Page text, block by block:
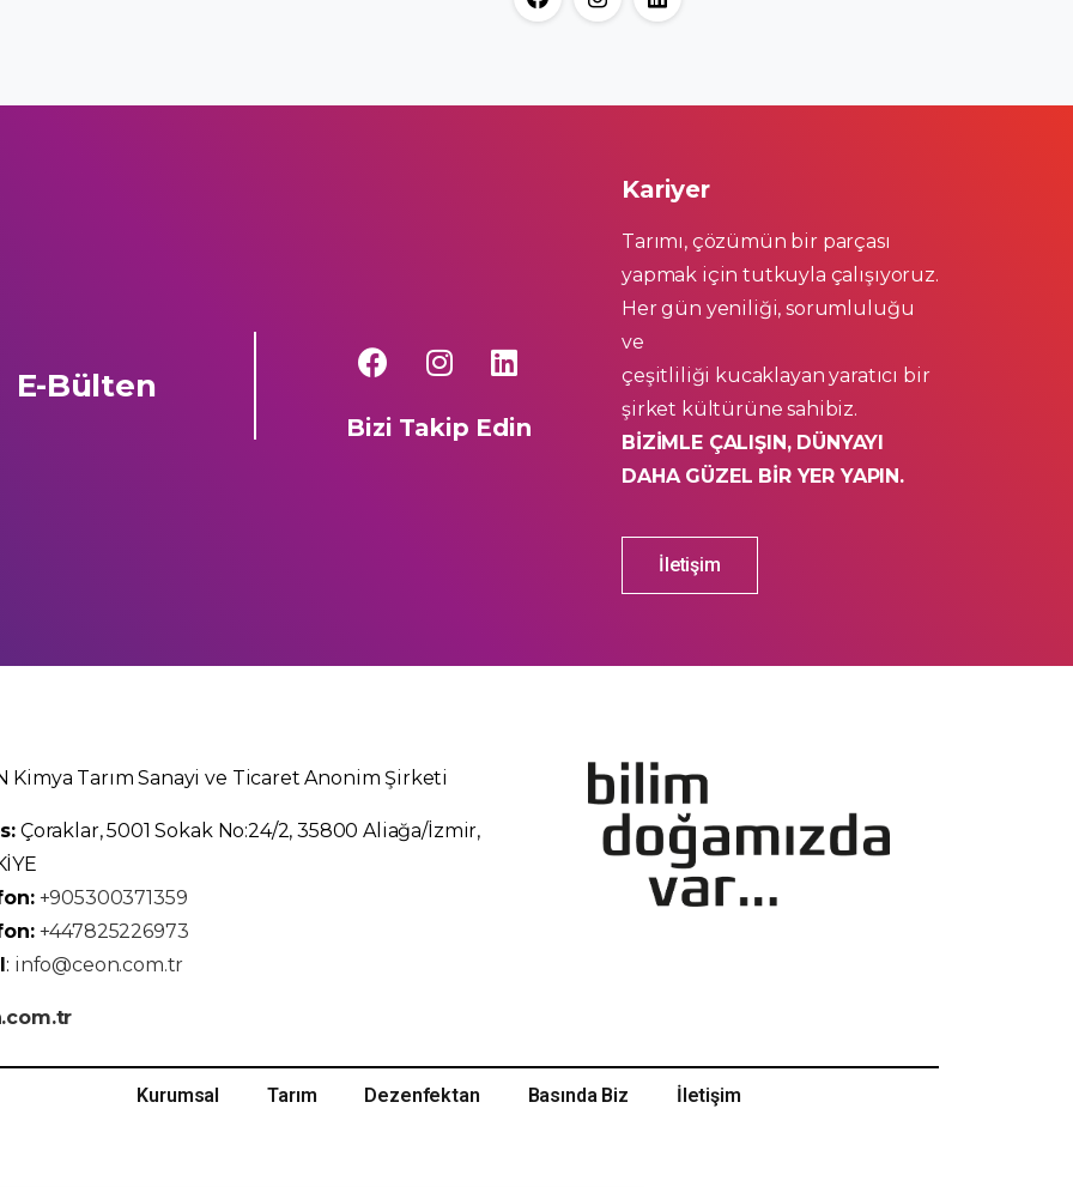
E-Bülten
Bizi Takip Edin
Kariyer
Tarımı, çözümün bir parçası
yapmak için tutkuyla çalışıyoruz.
Her gün yeniliği, sorumluluğu
ve
çeşitliliği kucaklayan yaratıcı bir
şirket kültürüne sahibiz.
BİZİMLE ÇALIŞIN, DÜNYAYI
DAHA GÜZEL BİR YER YAPIN.
İletişim
Kimya Tarım Sanayi ve Ticaret Anonim Şirketi
Çoraklar, 5001 Sokak No:24/2, 35800 Aliağa/İzmir,
+905300371359
+447825226973
: info@ceon.com.tr
Kurumsal Tarım Dezenfektan Basında Biz İletişim